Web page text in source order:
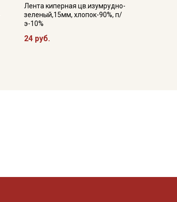
Лента киперная цв.изумрудно-
зеленый,15мм, хлопок-90%, п/
э-10%
24 руб.